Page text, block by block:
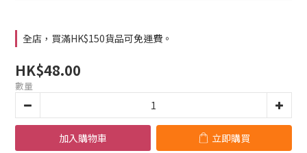
全店，買滿HK$150貨品可免運費。
HK$48.00
數量
加入購物車 立即購買